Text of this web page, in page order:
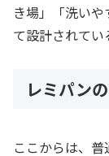
き場」「洗い
て設計されてい
レミパン
ここからは、